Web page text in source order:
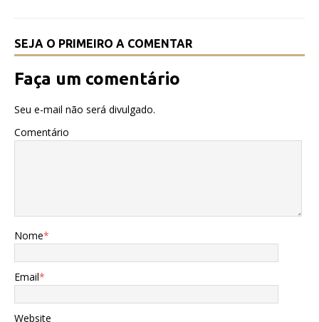
SEJA O PRIMEIRO A COMENTAR
Faça um comentário
Seu e-mail não será divulgado.
Comentário
Nome*
Email*
Website